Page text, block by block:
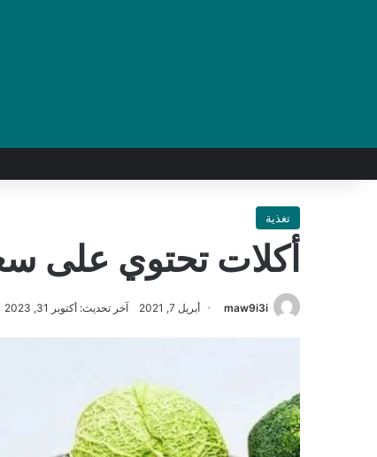
تغذية
أكلات تحتوي على
maw9i3i أبريل 7, 2021 آخر تحديث: أكتوبر 31, 2023